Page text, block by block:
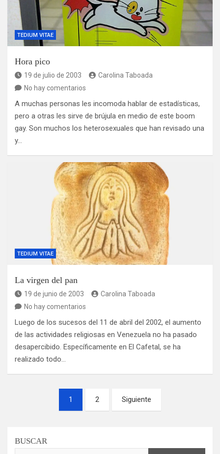
TEDIUM VITAE
Hora pico
19 de julio de 2003
Carolina Taboada
No hay comentarios
A muchas personas les incomoda hablar de estadísticas,
pero a otras les sirve de brújula en medio de este boom
gay. Son muchos los heterosexuales que han revisado una
y…
TEDIUM VITAE
La virgen del pan
19 de junio de 2003
Carolina Taboada
No hay comentarios
Luego de los sucesos del 11 de abril del 2002, el aumento
de las actividades religiosas en Venezuela no ha pasado
desapercibido. Específicamente en El Cafetal, se ha
realizado todo…
1 2 Siguiente
BUSCAR